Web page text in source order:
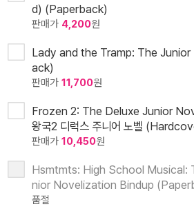
d) (Paperback)
판매가 4,200원
Lady and the Tramp: The
ack)
판매가 11,700원
Frozen 2: The Deluxe Junior
왕국2 디럭스 주니어 노벨
판매가 10,450원
Hsmtmts: High School Musical:
nior Novelization Bindup
품절